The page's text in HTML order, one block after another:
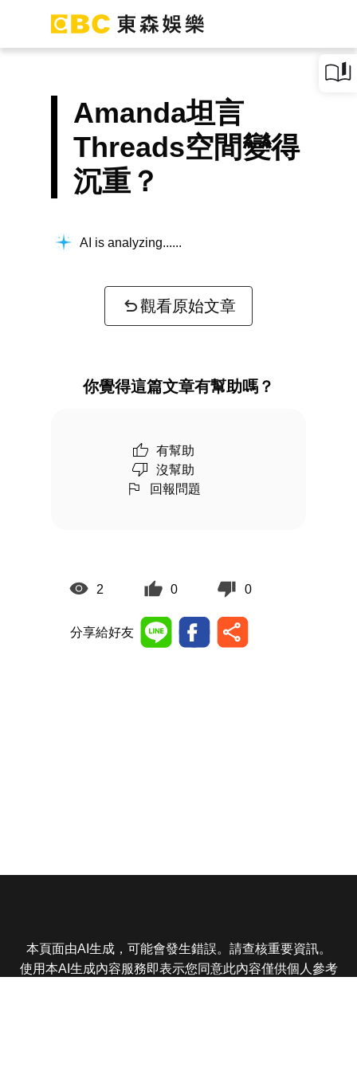
Amanda坦言
Threads空間變得
沉重？
AI is analyzing...
觀看原始文章
你覺得這篇文章有幫助嗎？
有幫助
沒幫助
回報問題
2 0 0
分享給好友
本頁面由AI生成，可能會發生錯誤。請查核重要資訊。
使用本AI生成內容服務即表示您同意此內容僅供個人參考